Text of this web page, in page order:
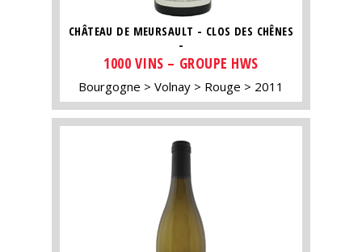
CHÂTEAU DE MEURSAULT - CLOS DES CHÊNES
-
1000 VINS – GROUPE HWS
Bourgogne Volnay Rouge 2011